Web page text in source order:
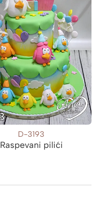
D-3193
Raspevani pilići